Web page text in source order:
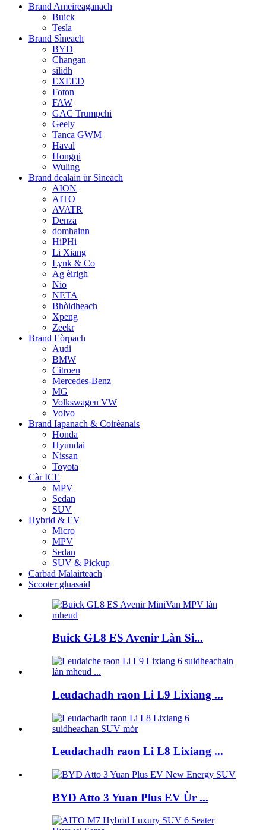
Brand Ameireaganach
Buick
Tesla
Brand Sìneach
BYD
Changan
silidh
EXEED
Foton
FAW
GAC Trumpchi
Geely
Tanca GWM
Haval
Hongqi
Wuling
Brand dealain ùr Sìneach
AION
AITO
AVATR
Denza
domhainn
HiPHi
Li Xiang
Lynk & Co
Ag èirigh
Nio
NETA
Bhòidheach
Xpeng
Zeekr
Brand Eòrpach
Audi
BMW
Citroen
Mercedes-Benz
MG
Volkswagen VW
Volvo
Brand Iapanach & Coirèanais
Honda
Hyundai
Nissan
Toyota
Càr ICE
MPV
Sedan
SUV
Hybrid & EV
Micro
MPV
Sedan
SUV & Pickup
Carbad Malairteach
Scooter gluasaid
Buick GL8 ES Avenir Làn Si...
Leudachadh raon Li L9 Lixiang ...
Leudachadh raon Li L8 Lixiang ...
BYD Atto 3 Yuan Plus EV Ùr ...